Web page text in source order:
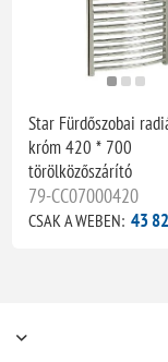
Star Fürdőszobai
króm 420 * 700
törölközőszárító
79-CC07000420
CSAK A WEBEN: 43